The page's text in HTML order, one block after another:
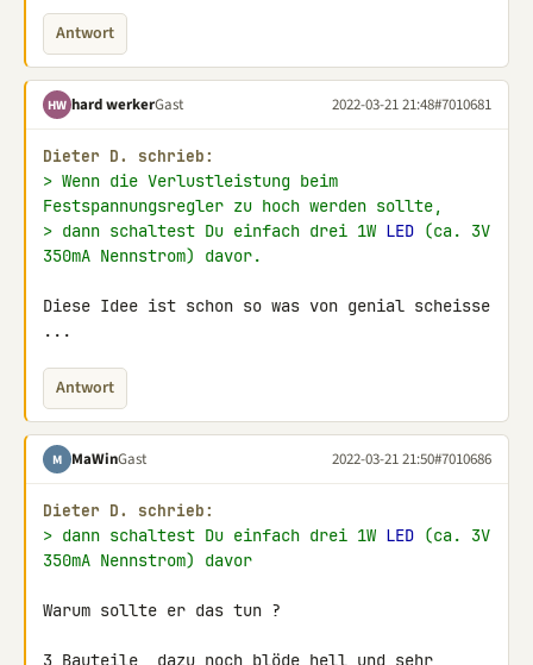
Antwort
HW hard werkerGast 2022-03-21 21:48#7010681
Dieter D. schrieb:
> Wenn die Verlustleistung beim
Festspannungsregler zu hoch werden sollte,
> dann schaltest Du einfach drei 1W LED (ca. 3V
350mA Nennstrom) davor.
Diese Idee ist schon so was von genial scheisse
...
Antwort
M MaWinGast 2022-03-21 21:50#7010686
Dieter D. schrieb:
> dann schaltest Du einfach drei 1W LED (ca. 3V
350mA Nennstrom) davor
Warum sollte er das tun ?
3 Bauteile, dazu noch blöde hell und sehr